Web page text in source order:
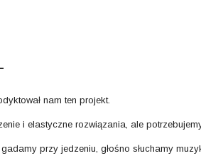
nam ten projekt.
i elastyczne rozwiązania, ale
gadamy przy jedzeniu, głośno słuchamy